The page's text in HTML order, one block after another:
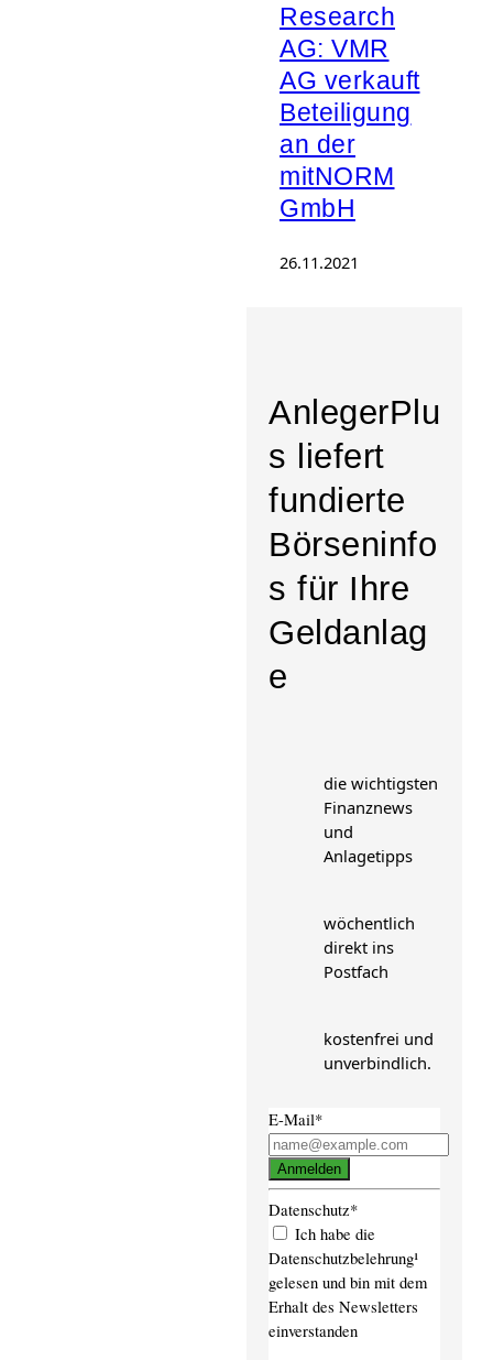
Research
AG: VMR
AG verkauft
Beteiligung
an der
mitNORM
GmbH
26.11.2021
AnlegerPlu
s liefert
fundierte
Börseninfo
s für Ihre
Geldanlag
e
die wichtigsten
Finanznews
und
Anlagetipps
wöchentlich
direkt ins
Postfach
kostenfrei und
unverbindlich.
E-Mail*
Anmelden
Datenschutz*
Ich habe die
Datenschutzbelehrung¹
gelesen und bin mit dem
Erhalt des Newsletters
einverstanden